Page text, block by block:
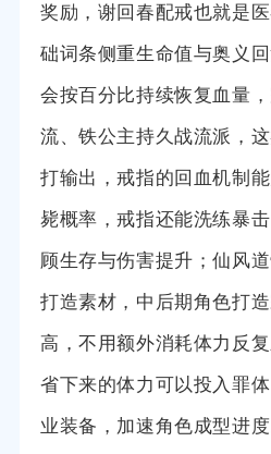
奖励，谢回春配戒也就是
础词条侧重生命值与奥义
会按百分比持续恢复血量
流、铁公主持久战流派，
打输出，戒指的回血机制
毙概率，戒指还能洗练暴
顾生存与伤害提升；仙风
打造素材，中后期角色打
高，不用额外消耗体力反
省下来的体力可以投入罪
业装备，加速角色成型进